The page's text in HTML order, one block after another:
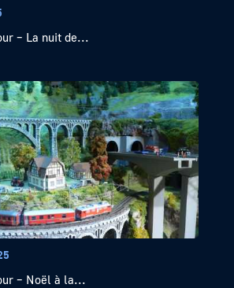
– La nuit de...
– Noël à la...